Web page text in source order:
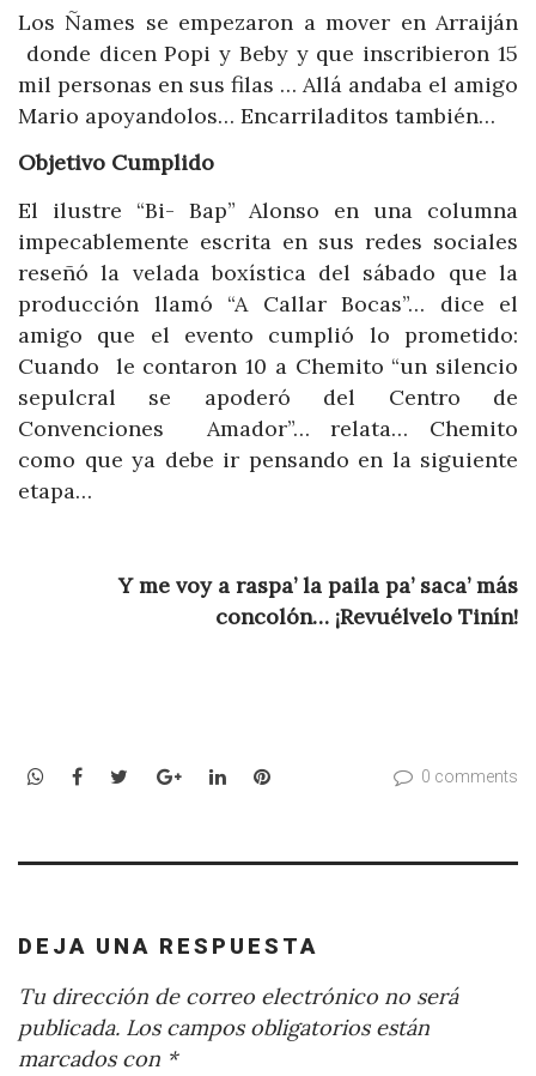
Los Ñames se empezaron a mover en Arraiján
donde dicen Popi y Beby y que inscribieron 15
mil personas en sus filas … Allá andaba el amigo
Mario apoyandolos… Encarriladitos también…
Objetivo Cumplido
El ilustre “Bi- Bap” Alonso en una columna
impecablemente escrita en sus redes sociales
reseñó la velada boxística del sábado que la
producción llamó “A Callar Bocas”… dice el
amigo que el evento cumplió lo prometido:
Cuando le contaron 10 a Chemito “un silencio
sepulcral se apoderó del Centro de
Convenciones Amador”… relata… Chemito
como que ya debe ir pensando en la siguiente
etapa…
Y me voy a raspa’ la paila pa’ saca’ más
concolón… ¡Revuélvelo Tinín!
WhatsApp
Facebook
TwitterGoogle+LinkedInPinterest 0 comments
DEJA UNA RESPUESTA
Tu dirección de correo electrónico no será
publicada. Los campos obligatorios están
marcados con *